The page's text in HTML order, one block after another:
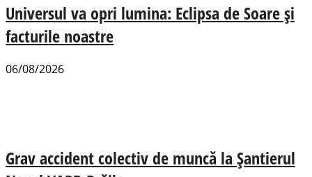
Universul va opri lumina: Eclipsa de Soare și
facturile noastre
06/08/2026
Grav accident colectiv de muncă la Șantierul